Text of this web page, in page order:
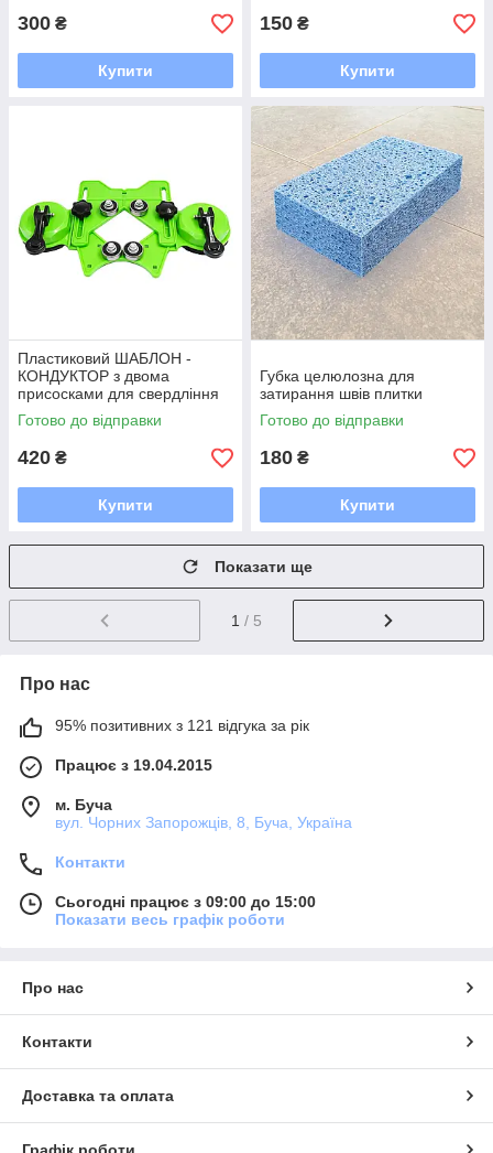
300 ₴
Купити
150 ₴
Купити
Пластиковий ШАБЛОН -
КОНДУКТОР з двома
присосками для свердління
отворів
Готово до відправки
420 ₴
Купити
Губка целюлозна для
затирання швів плитки
Готово до відправки
180 ₴
Купити
Показати ще
1 / 5
Про нас
95% позитивних з 121 відгука за рік
Працює з 19.04.2015
м. Буча
вул. Чорних Запорожців, 8, Буча, Україна
Контакти
Сьогодні працює з 09:00 до 15:00
Показати весь графік роботи
Про нас
Контакти
Доставка та оплата